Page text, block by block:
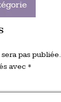
pas publiée.
avec *